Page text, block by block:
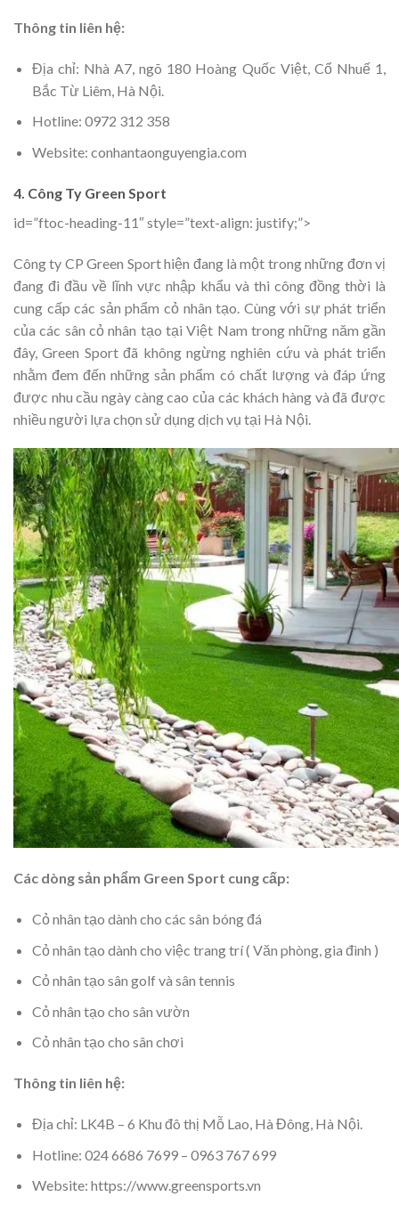
Thông tin liên hệ:
Địa chỉ: Nhà A7, ngõ 180 Hoàng Quốc Việt, Cổ Nhuế 1,
Bắc Từ Liêm, Hà Nội.
Hotline: 0972 312 358
Website: conhantaonguyengia.com
4. Công Ty Green Sport
id=”ftoc-heading-11″ style=”text-align: justify;”>
Công ty CP Green Sport hiện đang là một trong những đơn vị
đang đi đầu về lĩnh vực nhập khẩu và thi công đồng thời là
cung cấp các sản phẩm cỏ nhân tạo. Cùng với sự phát triển
của các sân cỏ nhân tạo tại Việt Nam trong những năm gần
đây, Green Sport đã không ngừng nghiên cứu và phát triển
nhằm đem đến những sản phẩm có chất lượng và đáp ứng
được nhu cầu ngày càng cao của các khách hàng và đã được
nhiều người lựa chọn sử dụng dịch vụ tại Hà Nội.
Các dòng sản phẩm Green Sport cung cấp:
Cỏ nhân tạo dành cho các sân bóng đá
Cỏ nhân tạo dành cho việc trang trí ( Văn phòng, gia đình )
Cỏ nhân tạo sân golf và sân tennis
Cỏ nhân tạo cho sân vườn
Cỏ nhân tạo cho sân chơi
Thông tin liên hệ:
Địa chỉ: LK4B – 6 Khu đô thị Mỗ Lao, Hà Đông, Hà Nội.
Hotline: 024 6686 7699 – 0963 767 699
Website: https://www.greensports.vn